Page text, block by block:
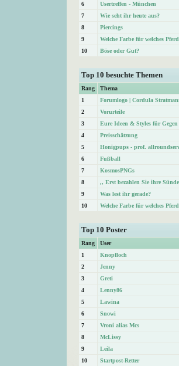
6
Usertreffen - München
7
Wie seht ihr heute aus?
8
Piercings
9
Welche Farbe für welches
10
Böse oder Gut?
Top 10 besuchte Themen
Rang Thema
1
Forumlogo | Cordula
2
Vorurteile
3
Eure Ideen & Styles für
4
Preisschätzung
5
Honigpups - prof.
6
Fußball
7
KosmosPNGs
8
,, Erst bezahlen Sie ihre
9
Was lest ihr gerade?
10
Welche Farbe für welches
Top 10 Poster
Rang User
1
Knopfloch
2
Jenny
3
Greti
4
Lenny86
5
Lawina
6
Snowi
7
Vroni alias Mcs
8
McLissy
9
Leila
10
Startpost-Retter